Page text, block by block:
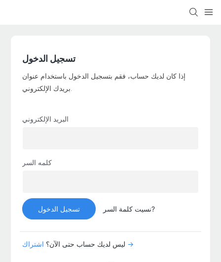
تسجيل الدخول
إذا كان لديك حساب، فقم بتسجيل الدخول باستخدام عنوان
البريد الإلكتروني
كلمه السر
تسجيل الدخول نسيت كلمة السر?
ليس لديك حساب حتى الآن؟ اشتراك →